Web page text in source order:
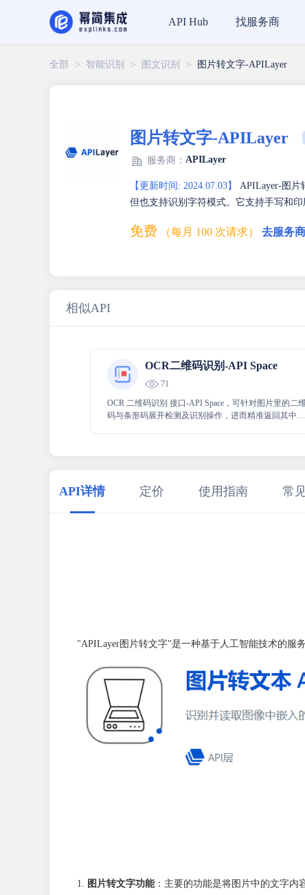
API Hub 找服务商
全部 > 智能识别 > 图文识别 > 图片转文字-APILayer
图片转文字-APILayer
服务商： APILayer
【更新时间: 2024.07.03】
APILayer-图片
但也支持识别字符模式。它支持手写和印
免费 （每月 100 次请求） 去服务
相似API
OCR二维码识别-API Space
71
OCR 二维码识别 接口-API Space，可针对图片里的二
码与条形码展开检测及识别操作，进而精准返回其中所
API详情 定价 使用指南 常
"APILayer图片转文字"是一种基于人工智能技术的服
图片转文字功能：主要的功能是将图片中的文字内